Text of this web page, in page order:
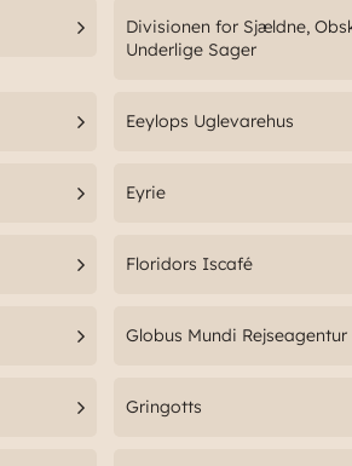
Divisionen for Sjældne,
Underlige Sager
Eeylops Uglevarehus
Eyrie
Floridors Iscafé
Globus Mundi Rejseagentur
Gringotts